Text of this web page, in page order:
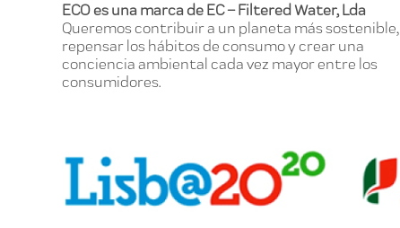
ECO es una marca de EC – Filtered Water, Lda
Queremos contribuir a un planeta más sostenible,
repensar los hábitos de consumo y crear una
conciencia ambiental cada vez mayor entre los
consumidores.